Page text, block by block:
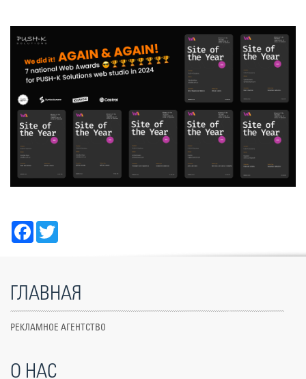
Facebook
ГЛАВНАЯ
РЕКЛАМНОЕ АГЕНТСТВО
О НАС